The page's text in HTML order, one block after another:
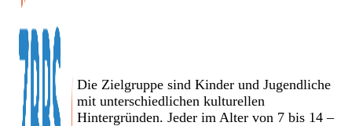
Die Zielgruppe sind Kinder und Jugendliche
mit unterschiedlichen kulturellen
Hintergründen. Jeder im Alter von 7 bis 14 –